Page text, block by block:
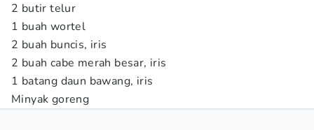
2 butir telur
1 buah wortel
2 buah buncis, iris
2 buah cabe merah besar, iris
1 batang daun bawang, iris
Minyak goreng